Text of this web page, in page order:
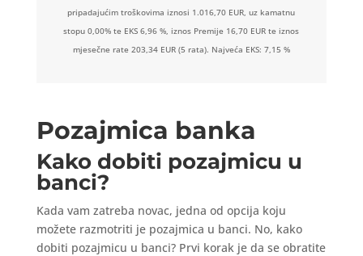
pripadajućim troškovima iznosi 1.016,70 EUR, uz kamatnu
stopu 0,00% te EKS 6,96 %, iznos Premije 16,70 EUR te iznos
mjesečne rate 203,34 EUR (5 rata). Najveća EKS: 7,15 %
Pozajmica banka
Kako dobiti pozajmicu u
banci?
Kada vam zatreba novac, jedna od opcija koju
možete razmotriti je pozajmica u banci. No, kako
dobiti pozajmicu u banci? Prvi korak je da se obratite